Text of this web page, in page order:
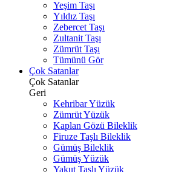
Yeşim Taşı
Yıldız Taşı
Zebercet Taşı
Zultanit Taşı
Zümrüt Taşı
Tümünü Gör
Çok Satanlar
Çok Satanlar
Geri
Kehribar Yüzük
Zümrüt Yüzük
Kaplan Gözü Bileklik
Firuze Taşlı Bileklik
Gümüş Bileklik
Gümüş Yüzük
Yakut Taşlı Yüzük